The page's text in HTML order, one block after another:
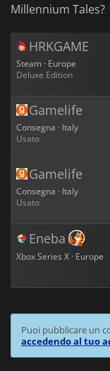
Millennium Tales?
HRKGAME
Steam · Europe
Deluxe Edition
Gamelife
Consegna · Italy
Usato
Gamelife
Consegna · Italy
Usato
Eneba
Xbox Series X · Europe
Puoi pubblicare un
accedendo al tuo